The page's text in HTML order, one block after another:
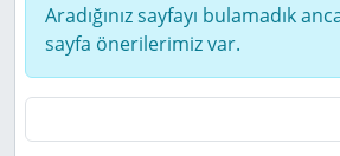
Aradığınız sayfayı bulamadık
sayfa önerilerimiz var.